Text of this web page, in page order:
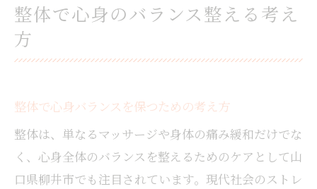
整体で心身のバランス整える考え
方
整体で心身バランスを保つための考え方
整体は、単なるマッサージや身体の痛み緩和だけでな
く、心身全体のバランスを整えるためのケアとして山
口県柳井市でも注目されています。現代社会のストレ